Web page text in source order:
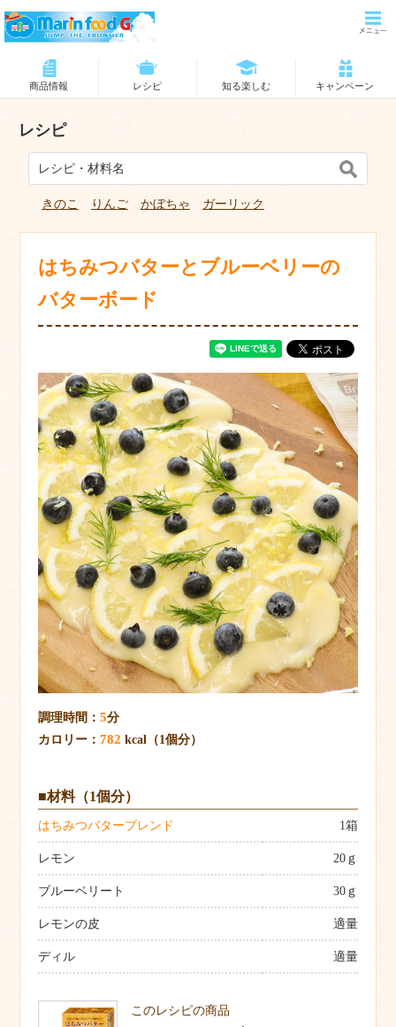
商品情報 レシピ 知る楽しむ キャンペーン
レシピ
きのこ りんご かぼちゃ ガーリック
はちみつバターとブルーベリーの
バターボード
調理時間： 5分
カロリー： 782 kcal（1個分）
■材料（1個分）
はちみつバターブレンド 1箱
レモン 20ｇ
ブルーベリート 30ｇ
レモンの皮 適量
ディル 適量
このレシピの商品